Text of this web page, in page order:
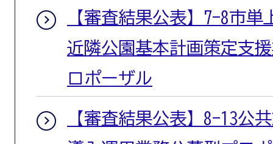
【審査結果公表】7-8市単
近隣公園基本計画策定支
ロポーザル
【審査結果公表】8-13公